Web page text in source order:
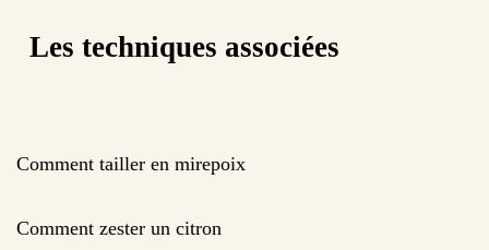
Les techniques associées
Comment tailler en mirepoix
Comment zester un citron